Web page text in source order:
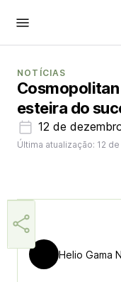
NOTÍCIAS
esteira do
12 de
Última atualização: 12
Helio Gama